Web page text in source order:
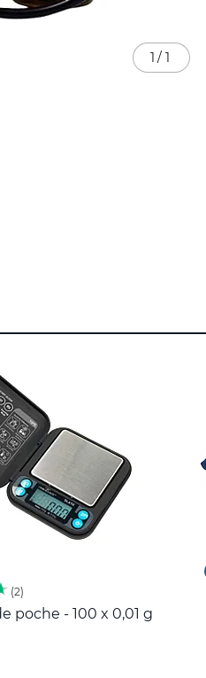
1 / 1
2
poche - 100 x 0,01 g